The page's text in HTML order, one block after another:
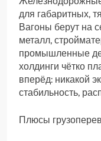
для габаритных,
Вагоны берут на
металл,
промышленные
холдинги чётко
вперёд: никакой
стабильность,
Плюсы